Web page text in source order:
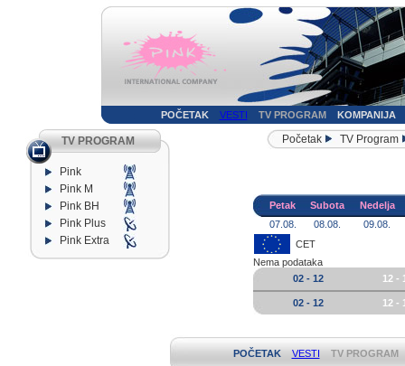
POČETAK VESTI TV PROGRAM KOMPANIJA
TV PROGRAM
Pink
Pink M
Pink BH
Pink Plus
Pink Extra
Početak TV Program
Petak Subota
Nedelja
07.08.
08.08.
09.08.
CET
Nema podataka
02 - 12
12 -
02 - 12 12 -
POČETAK VESTI TV PROGRAM